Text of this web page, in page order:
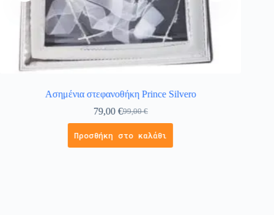
Ασημένια στεφανοθήκη Prince Silvero
99,00€
79,00 €
Προσθήκη στο καλάθι